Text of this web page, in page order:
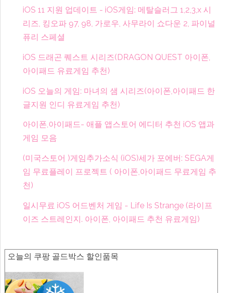
iOS 11 지원 업데이트 - iOS게임: 메탈슬러그 1,2,3,x 시
리즈, 킹오파 97, 98, 가로우, 사무라이 쇼다운 2, 파이널
퓨리 스페셜
iOS 드래곤 퀘스트 시리즈(DRAGON QUEST 아이폰,
아이패드 유료게임 추천)
iOS 오늘의 게임: 마녀의 샘 시리즈(아이폰,아이패드 한
글지원 인디 유료게임 추천)
아이폰,아이패드- 애플 앱스토어 에디터 추천 iOS 앱과
게임 모음
(미국스토어 )게임추가소식 (iOS)세가 포에버: SEGA게
임 무료플레이 프로젝트 ( 아이폰,아이패드 무료게임 추
천)
일시무료 iOS 어드벤처 게임 - Life Is Strange (라이프
이즈 스트레인지. 아이폰, 아이패드 추천 유료게임)
오늘의 쿠팡 골드박스 할인품목